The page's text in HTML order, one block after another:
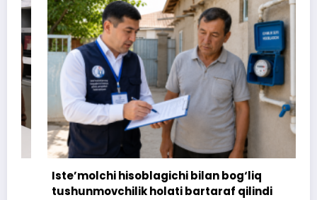
Iste’molchi hisoblagichi bilan bog‘liq
tushunmovchilik holati bartaraf qilindi